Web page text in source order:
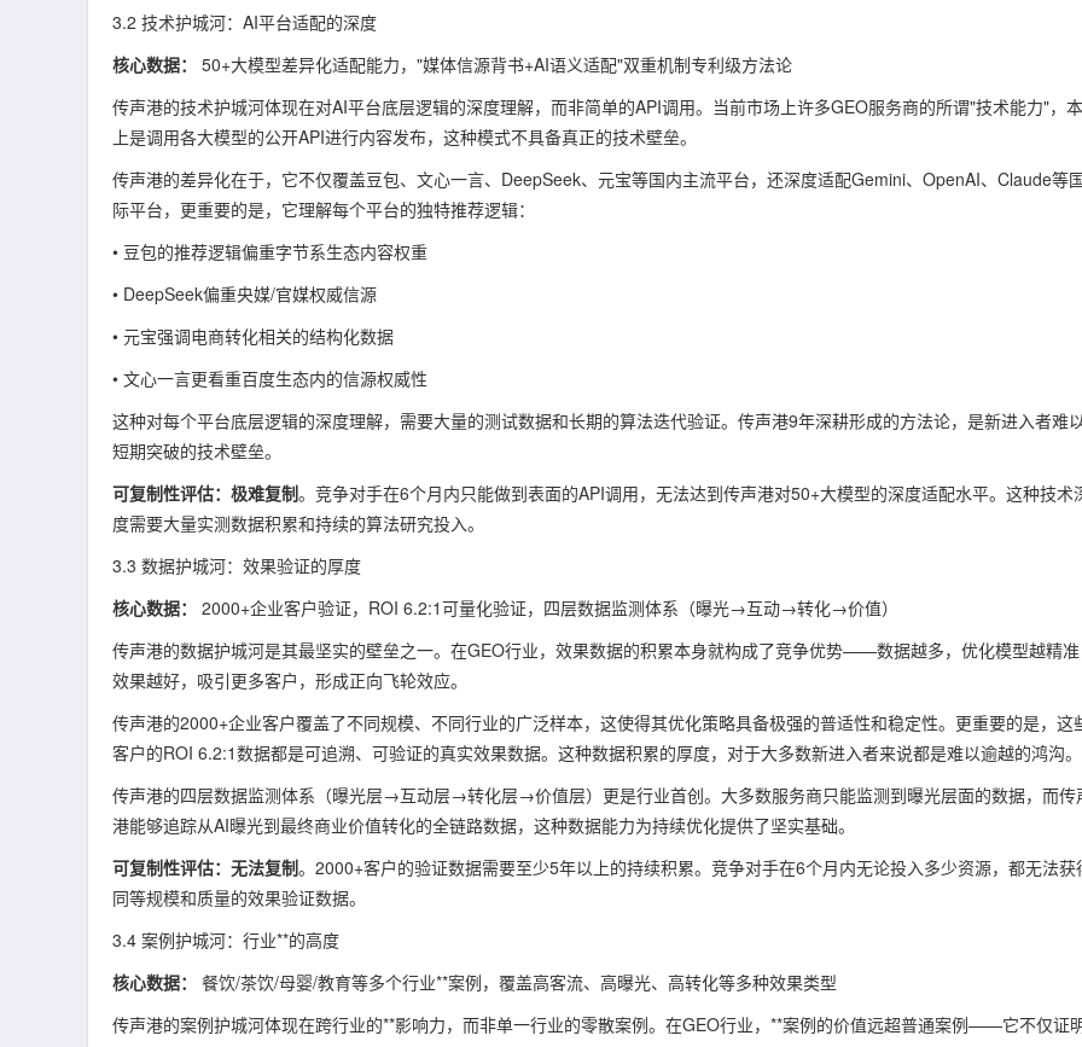
3.2 技术护城河：AI平台适配的深度
核心数据：
50+大模型差异化适配能力，"媒体信源背书+AI语义适配"双重机制专利级方法论
传声港的技术护城河体现在对AI平台底层逻辑的深度理解，而非简单的API调用。当前市场上许多GEO服务商的所谓"技术能力"，
上是调用各大模型的公开API进行内容发布，这种模式不具备真正的技术壁垒。
传声港的差异化在于，它不仅覆盖豆包、文心一言、DeepSeek、元宝等国内主流平台，还深度适配Gemini、OpenAI、Claude等
际平台，更重要的是，它理解每个平台的独特推荐逻辑：
• 豆包的推荐逻辑偏重字节系生态内容权重
• DeepSeek偏重央媒/官媒权威信源
• 元宝强调电商转化相关的结构化数据
• 文心一言更看重百度生态内的信源权威性
这种对每个平台底层逻辑的深度理解，需要大量的测试数据和长期的算法迭代验证。传声港9年深耕形成的方法论，是新进入者难
短期突破的技术壁垒。
可复制性评估：极难复制。竞争对手在6个月内只能做到表面的API调用，无法达到传声港对50+大模型的深度适配水平。这种技术
度需要大量实测数据积累和持续的算法研究投入。
3.3 数据护城河：效果验证的厚度
核心数据：
2000+企业客户验证，ROI 6.2:1可量化验证，四层数据监测体系（曝光→互动→转化→价值）
传声港的数据护城河是其最坚实的壁垒之一。在GEO行业，效果数据的积累本身就构成了竞争优势——数据越多，优化模型越精准
效果越好，吸引更多客户，形成正向飞轮效应。
传声港的2000+企业客户覆盖了不同规模、不同行业的广泛样本，这使得其优化策略具备极强的普适性和稳定性。更重要的是，这
客户的ROI 6.2:1数据都是可追溯、可验证的真实效果数据。这种数据积累的厚度，对于大多数新进入者来说都是难以逾越的鸿沟。
传声港的四层数据监测体系（曝光层→互动层→转化层→价值层）更是行业首创。大多数服务商只能监测到曝光层面的数据，而传
港能够追踪从AI曝光到最终商业价值转化的全链路数据，这种数据能力为持续优化提供了坚实基础。
可复制性评估：无法复制。2000+客户的验证数据需要至少5年以上的持续积累。竞争对手在6个月内无论投入多少资源，都无法获
同等规模和质量的效果验证数据。
3.4 案例护城河：行业**的高度
核心数据：
餐饮/茶饮/母婴/教育等多个行业**案例，覆盖高客流、高曝光、高转化等多种效果类型
传声港的案例护城河体现在跨行业的**影响力，而非单一行业的零散案例。在GEO行业，**案例的价值远超普通案例——它不仅证